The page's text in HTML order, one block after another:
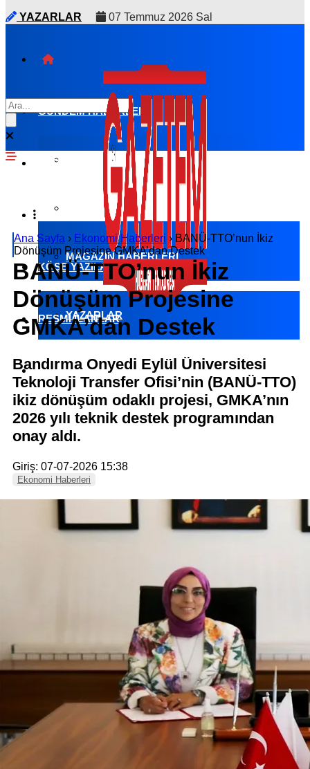
YAZARLAR
07 Temmuz 2026 Sal
GÜNDEM HABERLERI
EKONOMI HABERLERI
POLITIKA HABERLERI
MAGAZIN HABERLERI
SPOR HABERLERI
RÖPORTAJLAR
KÖŞE YAZILARI
YAZARLAR
RESMI İLANLAR
KÜNYE
Ana Sayfa › Ekonomi Haberleri › BANÜ-TTO’nun İkiz
Dönüşüm Projesine GMKA’dan Destek
BANÜ-TTO’nun İkiz
Dönüşüm Projesine
GMKA’dan Destek
Bandırma Onyedi Eylül Üniversitesi
Teknoloji Transfer Ofisi’nin (BANÜ-TTO)
ikiz dönüşüm odaklı projesi, GMKA’nın
2026 yılı teknik destek programından
onay aldı.
Giriş: 07-07-2026 15:38
Ekonomi Haberleri